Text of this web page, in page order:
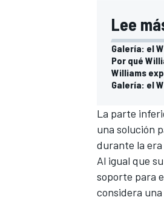
Lee
Galería: el
Por qué
Williams
Galería: el
La parte
una solución
durante la era
Al igual que
soporte para
considera